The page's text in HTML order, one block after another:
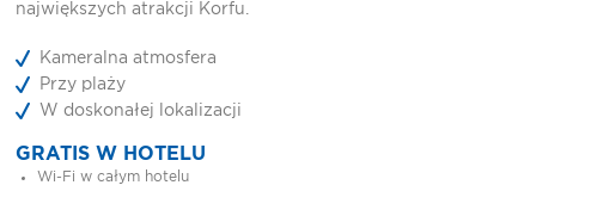
największych atrakcji Korfu.
Kameralna atmosfera
Przy plaży
W doskonałej lokalizacji
GRATIS W HOTELU
Wi-Fi w całym hotelu